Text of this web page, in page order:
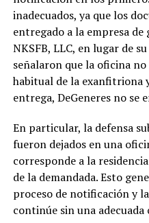
inadecuados, ya que los
entregado a la empresa de
NKSFB, LLC, en lugar de
señalaron que la oficina
habitual de la exanfitriona
entrega, DeGeneres no se
En particular, la defensa
fueron dejados en una
corresponde a la
de la demandada. Esto
proceso de notificación y
continúe sin una adecuada